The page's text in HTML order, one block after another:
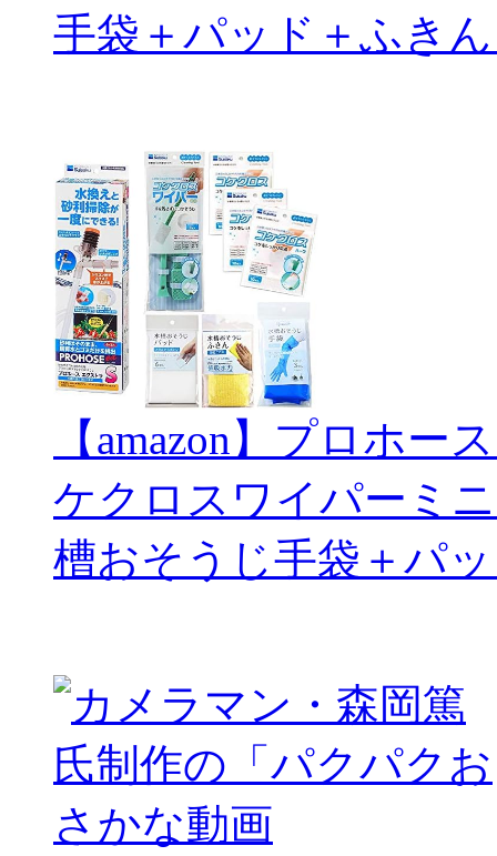
手袋＋パッド＋ふき
【amazon】プロホー
ケクロスワイパーミ
槽おそうじ手袋＋パ